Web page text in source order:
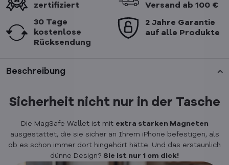
Beschreibung
Sicherheit nicht nur in der Tasche
Die MagSafe Wallet ist mit extra starken Magneten
ausgestattet, die sie sicher an Ihrem iPhone befestigen, als
ob es schon immer dort hingehört hätte. Und das erstaunlich
dünne Design? Sie ist nur 1 cm dick!
zertifiziert
Versand ab 100 €
30 Tage
kostenlose
Rücksendung
2 Jahre Garantie
auf alle Produkte